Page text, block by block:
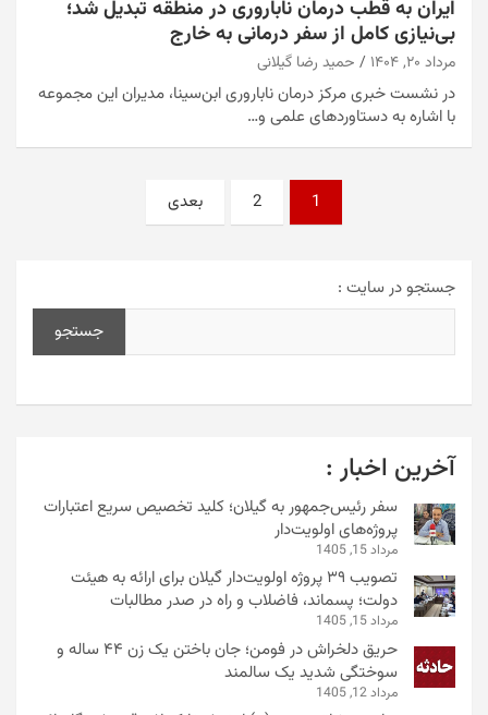
ایران به قطب درمان ناباروری در منطقه تبدیل شد؛
بی‌نیازی کامل از سفر درمانی به خارج
مرداد ۲۰, ۱۴۰۴ حمید رضا گیلانی
در نشست خبری مرکز درمان ناباروری ابن‌سینا، مدیران این مجموعه
با اشاره به دستاوردهای علمی و…
1
2 بعدی
جستجو در سایت :
جستجو
آخرین اخبار :
سفر رئیس‌جمهور به گیلان؛ کلید تخصیص سریع اعتبارات
پروژه‌های اولویت‌دار
مرداد 15, 1405
تصویب ۳۹ پروژه اولویت‌دار گیلان برای ارائه به هیئت
دولت؛ پسماند، فاضلاب و راه در صدر مطالبات
مرداد 15, 1405
حریق دلخراش در فومن؛ جان باختن یک زن ۴۴ ساله و
سوختگی شدید یک سالمند
مرداد 12, 1405